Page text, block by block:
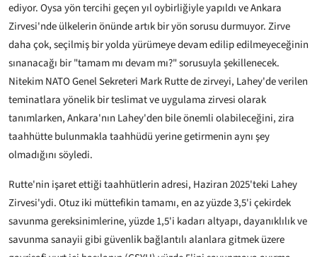
ediyor. Oysa yön tercihi geçen yıl oybirliğiyle yapıldı ve Ankara
Zirvesi'nde ülkelerin önünde artık bir yön sorusu durmuyor. Zirve
daha çok, seçilmiş bir yolda yürümeye devam edilip edilmeyeceğinin
sınanacağı bir "tamam mı devam mı?" sorusuyla şekillenecek.
Nitekim NATO Genel Sekreteri Mark Rutte de zirveyi, Lahey'de verilen
teminatlara yönelik bir teslimat ve uygulama zirvesi olarak
tanımlarken, Ankara'nın Lahey'den bile önemli olabileceğini, zira
taahhütte bulunmakla taahhüdü yerine getirmenin aynı şey
olmadığını söyledi.
Rutte'nin işaret ettiği taahhütlerin adresi, Haziran 2025'teki Lahey
Zirvesi'ydi. Otuz iki müttefikin tamamı, en az yüzde 3,5'i çekirdek
savunma gereksinimlerine, yüzde 1,5'i kadarı altyapı, dayanıklılık ve
savunma sanayii gibi güvenlik bağlantılı alanlara gitmek üzere